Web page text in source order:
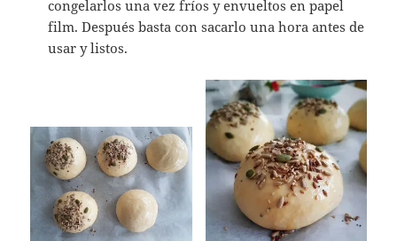
congelarlos una vez fríos y envueltos en papel
film. Después basta con sacarlo una hora antes de
usar y listos.